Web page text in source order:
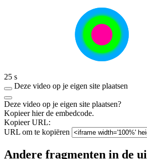
25 s
Deze video op je eigen site plaatsen
Deze video op je eigen site plaatsen?
Kopieer hier de embedcode.
Kopieer URL:
URL om te kopiëren
Andere fragmenten in de